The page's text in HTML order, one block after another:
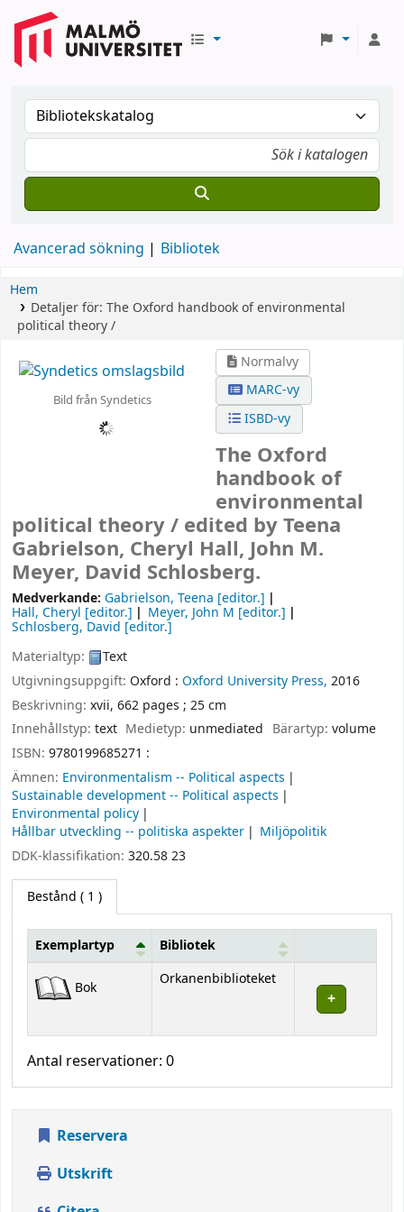
Avancerad sökning Bibliotek
Hem
Detaljer för: The Oxford handbook of environmental
political theory /
Bild från Syndetics
Normalvy
MARC-vy
ISBD-vy
The Oxford
handbook of
environmental
political theory / edited by Teena
Gabrielson, Cheryl Hall, John M.
Meyer, David Schlosberg.
Medverkande: Gabrielson, Teena [editor.]
Hall, Cheryl [editor.] Meyer, John M [editor.]
Schlosberg, David [editor.]
Materialtyp:
Text
Utgivningsuppgift: Oxford : Oxford University Press, 2016
Beskrivning: xvii, 662 pages ; 25 cm
Innehållstyp: text Medietyp: unmediated Bärartyp: volume
ISBN: 9780199685271 :
Ämnen: Environmentalism -- Political aspects
Sustainable development -- Political aspects
Environmental policy
Hållbar utveckling -- politiska aspekter
Miljöpolitik
DDK-klassifikation: 320.58 23
Bestånd ( 1 )
Exemplartyp Bibliotek
Bok Orkanenbiblioteket
Antal reservationer: 0
Reservera
Utskrift